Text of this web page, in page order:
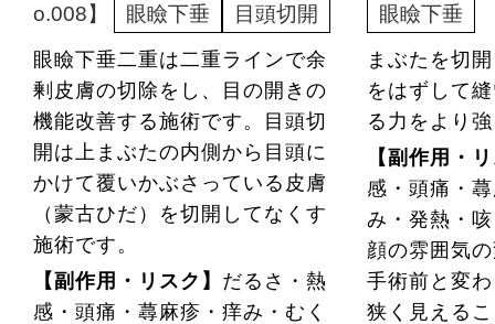
o.008】 眼瞼下垂 目頭切開
眼瞼下垂二重は二重ラインで余
剰皮膚の切除をし、目の開きの
機能改善する施術です。目頭切
開は上まぶたの内側から目頭に
かけて覆いかぶさっている皮膚
（蒙古ひだ）を切開してなくす
施術です。
【副作用・リスク】 だるさ・熱
感・頭痛・蕁麻疹・痒み・むく
眼瞼下垂
まぶたを切
をはずして
る力をより
【副作用・
感・頭痛・
み・発熱・
顔の雰囲気
手術前と変
狭く見える